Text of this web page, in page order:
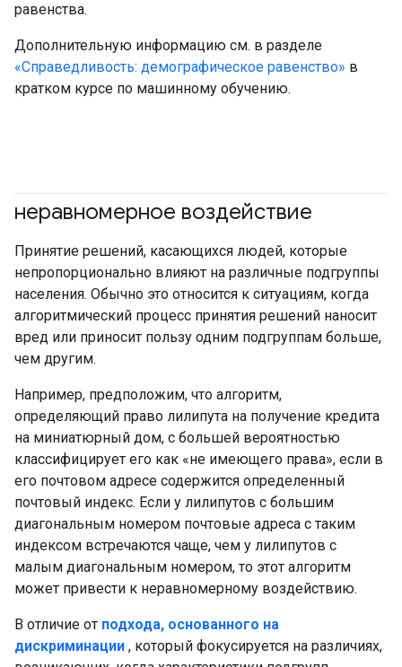
равенства.
Дополнительную информацию см. в разделе
«Справедливость: демографическое равенство» в
кратком курсе по машинному обучению.
неравномерное воздействие
Принятие решений, касающихся людей, которые
непропорционально влияют на различные подгруппы
населения. Обычно это относится к ситуациям, когда
алгоритмический процесс принятия решений наносит
вред или приносит пользу одним подгруппам больше,
чем другим.
Например, предположим, что алгоритм,
определяющий право лилипута на получение кредита
на миниатюрный дом, с большей вероятностью
классифицирует его как «не имеющего права», если в
его почтовом адресе содержится определенный
почтовый индекс. Если у лилипутов с большим
диагональным номером почтовые адреса с таким
индексом встречаются чаще, чем у лилипутов с
малым диагональным номером, то этот алгоритм
может привести к неравномерному воздействию.
В отличие от подхода, основанного на
дискриминации , который фокусируется на различиях,